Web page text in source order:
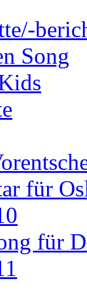
Song
für
für